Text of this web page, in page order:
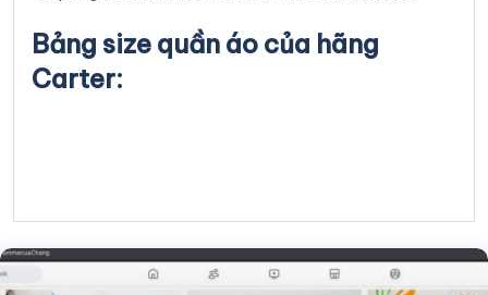
Bảng size quần áo của hãng
Carter: